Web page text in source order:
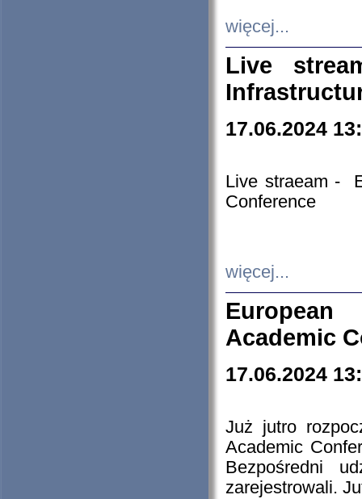
więcej...
Live
17.06.2024
Live straeam -
Conference
więcej...
European
Academic
17.06.2024
Już jutro
Academic
Bezpośredni
zarejestrowali.